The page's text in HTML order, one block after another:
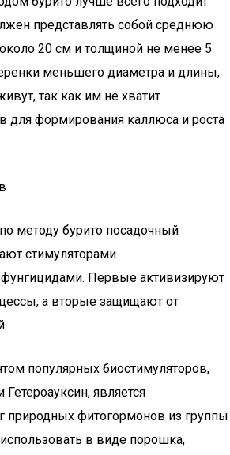
представлять собой среднюю
20 см и толщиной не менее 5
меньшего диаметра и длины,
так как им не хватит
для формирования каллюса и роста
методу бурито посадочный
стимуляторами
фунгицидами. Первые активизируют
а вторые защищают от
популярных биостимуляторов,
является
природных фитогормонов из группы
в виде порошка,